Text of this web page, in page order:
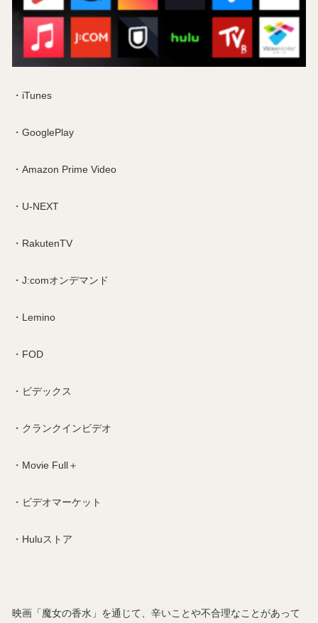
・iTunes
・GooglePlay
・Amazon Prime Video
・U-NEXT
・RakutenTV
・J:comオンデマンド
・Lemino
・FOD
・ビデックス
・クランクインビデオ
・Movie Full＋
・ビデオマーケット
・Huluストア
映画「魔女の香水」を通じて、辛いことや不合理なことがあって